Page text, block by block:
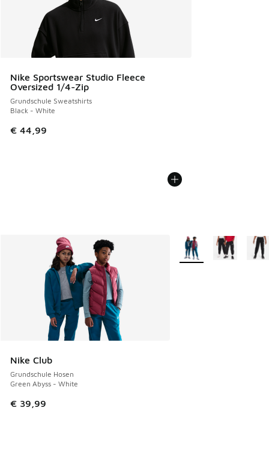
Nike Sportswear Studio Fleece
Oversized 1/4-Zip
Grundschule Sweatshirts
Black - White
€ 44,99
Nike Club
Grundschule Hosen
Green Abyss - White
€ 39,99
Weitere Farben